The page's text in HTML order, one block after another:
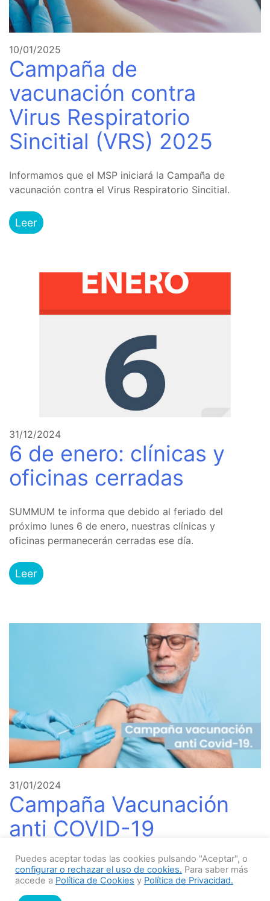
10/01/2025
Campaña de
vacunación contra
Virus Respiratorio
Sincitial (VRS) 2025
Informamos que el MSP iniciará la Campaña de
vacunación contra el Virus Respiratorio Sincitial.
Leer
31/12/2024
6 de enero: clínicas y
oficinas cerradas
SUMMUM te informa que debido al feriado del
próximo lunes 6 de enero, nuestras clínicas y
oficinas permanecerán cerradas ese día.
Leer
31/01/2024
Campaña Vacunación
anti COVID-19
A partir del jueves 1 de febrero, SUMMUM pone a
disposición su Vacunatorio ubicado en Clínica del
Puedes aceptar todas las cookies pulsando "Aceptar", o
configurar o rechazar el uso de cookies. Para saber más
accede a Política de Cookies y Política de Privacidad.